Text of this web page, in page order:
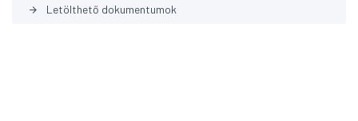
arrow_forward Letölthető dokumentumok